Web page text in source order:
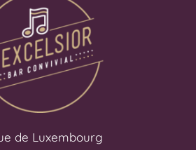
de Luxembourg